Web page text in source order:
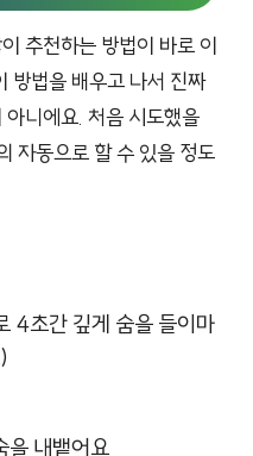
추천하는 방법이 바로 이
법을 배우고 나서 진짜
니에요. 처음 시도했을
자동으로 할 수 있을 정도
4초간 깊게 숨을 들이마
을 내뱉어요